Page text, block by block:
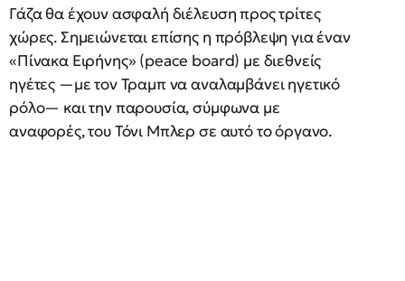
Γάζα θα έχουν ασφαλή διέλευση προς τρίτες
χώρες. Σημειώνεται επίσης η πρόβλεψη για έναν
«Πίνακα Ειρήνης» (peace board) με διεθνείς
ηγέτες —με τον Τραμπ να αναλαμβάνει ηγετικό
ρόλο— και την παρουσία, σύμφωνα με
αναφορές, του Τόνι Μπλερ σε αυτό το όργανο.